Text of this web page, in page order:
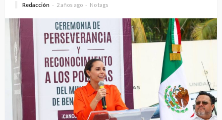
Redacción 2 años ago No tags